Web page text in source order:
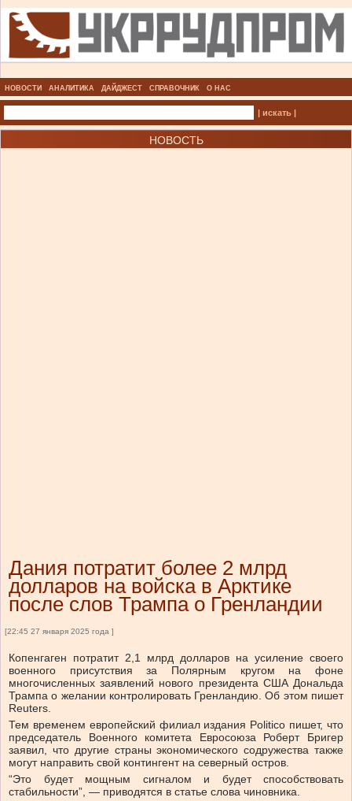
НОВОСТИ АНАЛИТИКА ДАЙДЖЕСТ СПРАВОЧНИК О НАС
| искать |
НОВОСТЬ
Дания потратит более 2 млрд
долларов на войска в Арктике
после слов Трампа о Гренландии
[22:45 27 января 2025 года ]
Копенгаген потратит 2,1 млрд долларов на усиление своего
военного присутствия за Полярным кругом на фоне
многочисленных заявлений нового президента США Дональда
Трампа о желании контролировать Гренландию. Об этом пишет
Reuters.
Тем временем европейский филиал издания Politico пишет, что
председатель Военного комитета Евросоюза Роберт Бригер
заявил, что другие страны экономического содружества также
могут направить свой контингент на северный остров.
“Это будет мощным сигналом и будет способствовать
стабильности”, — приводятся в статье слова чиновника.